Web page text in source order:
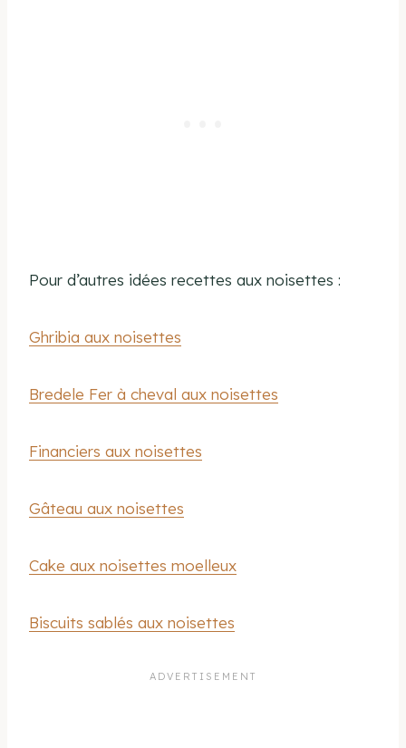
Pour d’autres idées recettes aux noisettes :
Ghribia aux noisettes
Bredele Fer à cheval aux noisettes
Financiers aux noisettes
Gâteau aux noisettes
Cake aux noisettes moelleux
Biscuits sablés aux noisettes